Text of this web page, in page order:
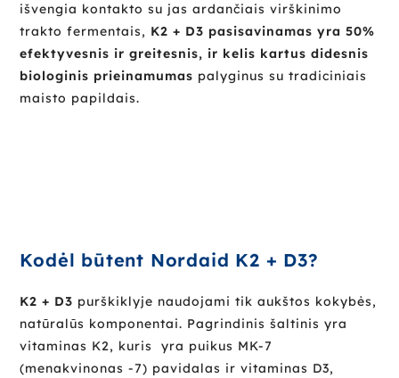
išvengia kontakto su jas ardančiais virškinimo
trakto fermentais, K2 + D3 pasisavinamas yra 50%
efektyvesnis ir greitesnis, ir kelis kartus didesnis
biologinis prieinamumas palyginus su tradiciniais
maisto papildais.
Kodėl būtent Nordaid K2 + D3?
K2 + D3 purškiklyje naudojami tik aukštos kokybės,
natūralūs komponentai. Pagrindinis šaltinis yra
vitaminas K2, kuris yra puikus MK-7
(menakvinonas -7) pavidalas ir vitaminas D3,